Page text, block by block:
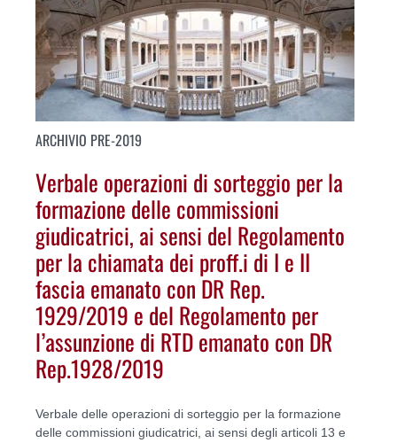
ARCHIVIO PRE-2019
Verbale operazioni di sorteggio per la
formazione delle commissioni
giudicatrici, ai sensi del Regolamento
per la chiamata dei proff.i di I e II
fascia emanato con DR Rep.
1929/2019 e del Regolamento per
l’assunzione di RTD emanato con DR
Rep.1928/2019
Verbale delle operazioni di sorteggio per la formazione
delle commissioni giudicatrici, ai sensi degli articoli 13 e